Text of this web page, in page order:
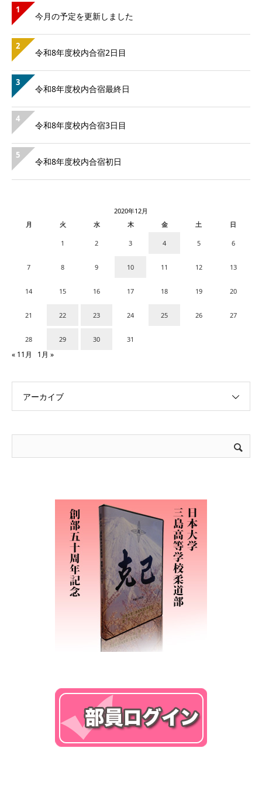
1
今月の予定を更新しました
2
令和8年度校内合宿2日目
3
令和8年度校内合宿最終日
4
令和8年度校内合宿3日目
5
令和8年度校内合宿初日
2020年12月
月
火 水 木 金 土 日
1 2 3 4 5 6
7 8 9 10 11 12 13
14 15 16 17 18 19 20
21 22 23 24 25 26 27
28 29 30 31
« 11月 1月 »
アーカイブ